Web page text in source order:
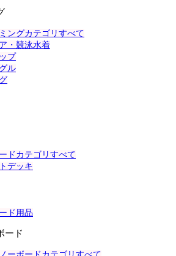
ングカテゴリすべて
・競泳水着
プ
ル
ドカテゴリすべて
デッキ
ド用品
ード